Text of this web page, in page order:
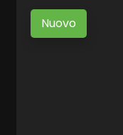
Nuovo
multiscelta